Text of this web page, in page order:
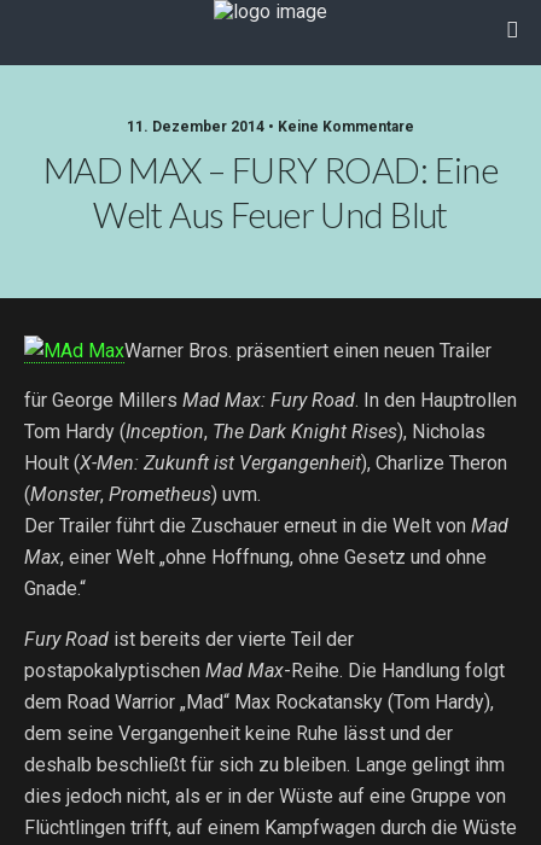
11. Dezember 2014 • Keine Kommentare
MAD MAX – FURY ROAD: Eine
Welt Aus Feuer Und Blut
Warner Bros. präsentiert einen neuen Trailer
für George Millers Mad Max: Fury Road. In den Hauptrollen
Tom Hardy (Inception, The Dark Knight Rises), Nicholas
Hoult (X-Men: Zukunft ist Vergangenheit), Charlize Theron
(Monster, Prometheus) uvm.
Der Trailer führt die Zuschauer erneut in die Welt von Mad
Max, einer Welt „ohne Hoffnung, ohne Gesetz und ohne
Gnade.“
Fury Road ist bereits der vierte Teil der
postapokalyptischen Mad Max-Reihe. Die Handlung folgt
dem Road Warrior „Mad“ Max Rockatansky (Tom Hardy),
dem seine Vergangenheit keine Ruhe lässt und der
deshalb beschließt für sich zu bleiben. Lange gelingt ihm
dies jedoch nicht, als er in der Wüste auf eine Gruppe von
Flüchtlingen trifft, auf einem Kampfwagen durch die Wüste